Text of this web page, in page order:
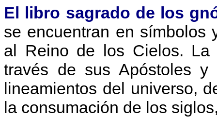
El libro sagrado de los
se encuentran en símbolos
al Reino de los Cielos.
través de sus Apóstoles
lineamientos del universo,
la consumación de los